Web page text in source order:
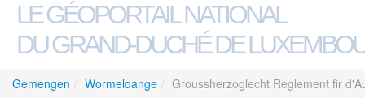
LE GÉOPORTAIL NATIONAL
DU GRAND-DUCHÉ DE
Gemengen / Wormeldange / Groussherzoglecht Reglement fir